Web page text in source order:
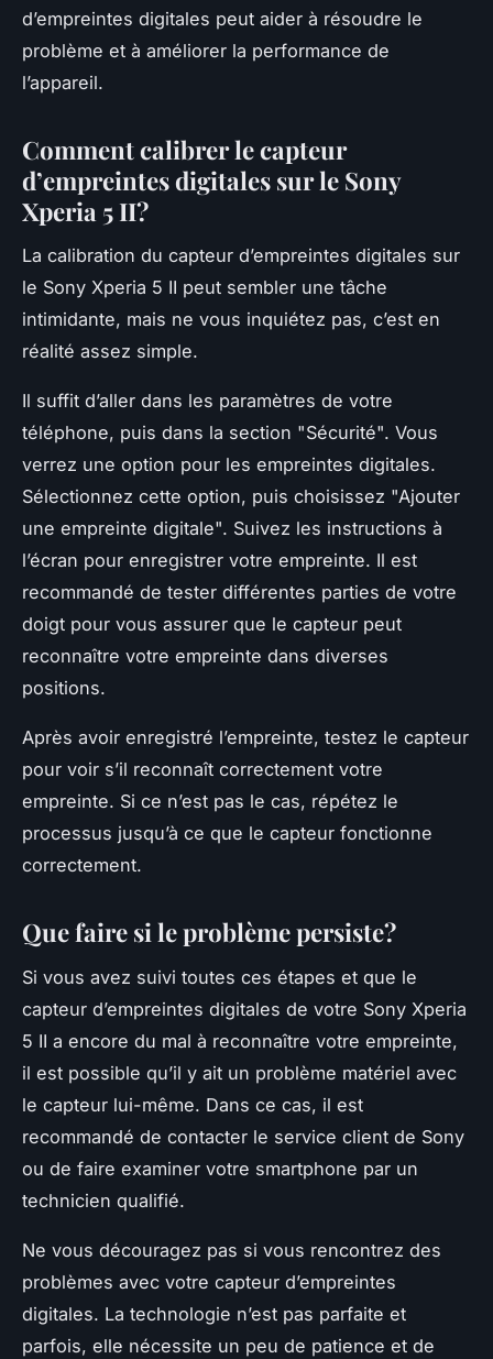
d’empreintes digitales peut aider à résoudre le
problème et à améliorer la performance de
l’appareil.
Comment calibrer le capteur
d’empreintes digitales sur le Sony
Xperia 5 II?
La calibration du capteur d’empreintes digitales sur
le Sony Xperia 5 II peut sembler une tâche
intimidante, mais ne vous inquiétez pas, c’est en
réalité assez simple.
Il suffit d’aller dans les paramètres de votre
téléphone, puis dans la section "Sécurité". Vous
verrez une option pour les empreintes digitales.
Sélectionnez cette option, puis choisissez "Ajouter
une empreinte digitale". Suivez les instructions à
l’écran pour enregistrer votre empreinte. Il est
recommandé de tester différentes parties de votre
doigt pour vous assurer que le capteur peut
reconnaître votre empreinte dans diverses
positions.
Après avoir enregistré l’empreinte, testez le capteur
pour voir s’il reconnaît correctement votre
empreinte. Si ce n’est pas le cas, répétez le
processus jusqu’à ce que le capteur fonctionne
correctement.
Que faire si le problème persiste?
Si vous avez suivi toutes ces étapes et que le
capteur d’empreintes digitales de votre Sony Xperia
5 II a encore du mal à reconnaître votre empreinte,
il est possible qu’il y ait un problème matériel avec
le capteur lui-même. Dans ce cas, il est
recommandé de contacter le service client de Sony
ou de faire examiner votre smartphone par un
technicien qualifié.
Ne vous découragez pas si vous rencontrez des
problèmes avec votre capteur d’empreintes
digitales. La technologie n’est pas parfaite et
parfois, elle nécessite un peu de patience et de